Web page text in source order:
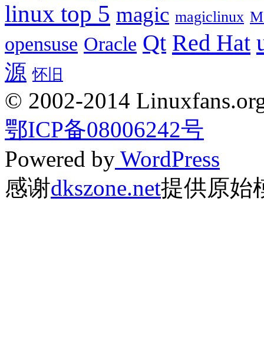
linux top 5 magic magiclinux
opensuse Oracle Qt Red Hat
源 怀旧
© 2002-2014
鄂ICP备08006242号
Powered by WordPress
感谢dkszone.net提供原始